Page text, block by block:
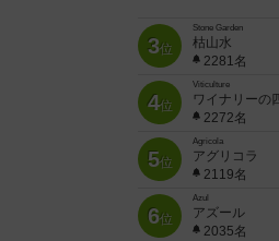
3位
Stone Garden
枯山水
2281名
4位
Viticulture
ワイナリーの
2272名
5位
Agricola
アグリコラ
2119名
6位
Azul
アズール
2035名